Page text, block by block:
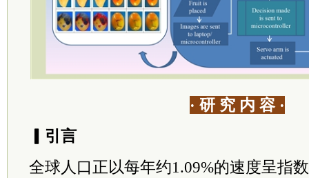
· 研 究 内 容 ·
▎引言
全球人口正以每年约1.09%的速度呈指